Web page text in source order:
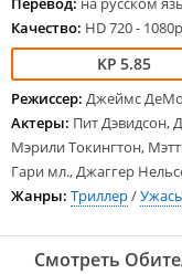
Качество: HD 720 - 1080p
5.85
Режиссер: Джеймс
Актеры: Пит Дэвидсон,
Мэрили Токингтон,
Гари мл., Джаггер
Жанры: Триллер/
Смотреть